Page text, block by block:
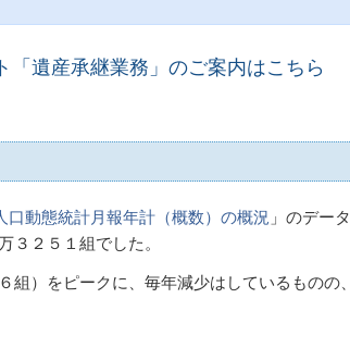
「遺産承継業務」のご案内はこちら
口動態統計月報年計（概数）の概況 」のデータ
３２５１組でした。
組）をピークに、毎年減少はしているものの、